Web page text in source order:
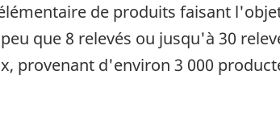
de produits faisant
que 8 relevés ou jusqu'à 30
provenant d'environ 3 000